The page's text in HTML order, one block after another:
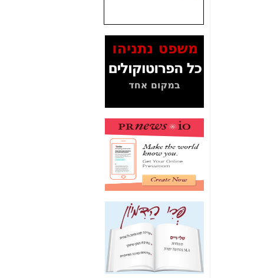
המסמכים בנושא בזק-
Yes (תיק 4000)
לאיש הלא נכון! -כאן
עובדות ומסמכים
האם ביבי כשר
תקשורת עזר לקב'
בזק? -כאן
מה מקור ה-Fake
News שהביא לתפירת
תיק לביבי והעלמת
החשודים הנכונים -כאן
אחת הרגליים של "תיק
4000 התפור"
התמוטטה היום
בניצחון (כפול) של בזק
-
כאן
איך כתבות מפנקות